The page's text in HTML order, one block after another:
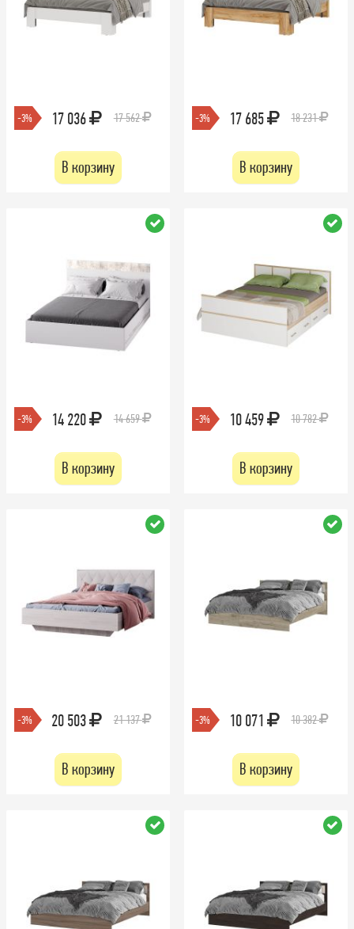
-3% 17 036 17 562
В корзину
-3% 17 685 18 231
В корзину
-3% 14 220 14 659
В корзину
-3% 10 459 10 782
В корзину
-3% 20 503 21 137
В корзину
-3% 10 071 10 382
В корзину